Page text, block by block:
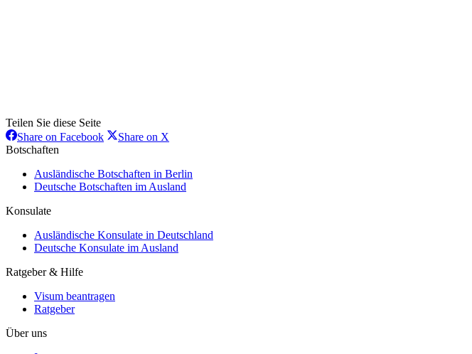
Teilen Sie diese Seite
Share on FacebookShareShare on X
Botschaften
Ausländische Botschaften in Berlin
Deutsche Botschaften im Ausland
Konsulate
Ausländische Konsulate in Deutschland
Deutsche Konsulate im Ausland
Ratgeber & Hilfe
Visum beantragen
Ratgeber
Über uns